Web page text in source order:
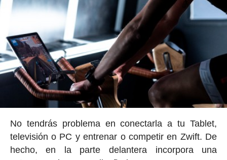
No tendrás problema en conectarla a tu Tablet,
televisión o PC y entrenar o competir en Zwift. De
hecho, en la parte delantera incorpora una